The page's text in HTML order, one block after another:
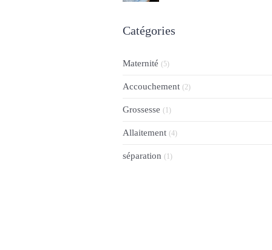
Catégories
Maternité (5)
Accouchement (2)
Grossesse (1)
Allaitement (4)
séparation (1)